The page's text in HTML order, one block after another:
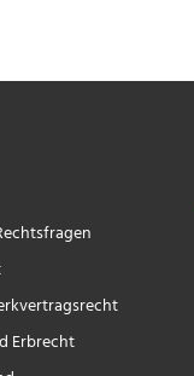
Erbrecht